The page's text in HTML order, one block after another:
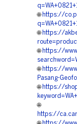
🌐 https://
🌐 https://
🌐 https://
🌐 https://
Pasang-
🌐 https://
🌐
https://